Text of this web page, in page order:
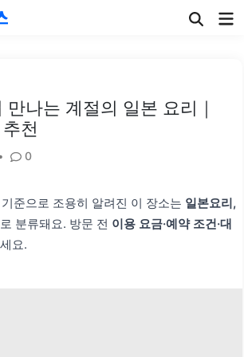
나는 계절의 일본 요리｜
천
0
준으로 조용히 알려진 이 장소는 일본요리,
분류돼요. 방문 전 이용 요금·예약 조건·대
요.